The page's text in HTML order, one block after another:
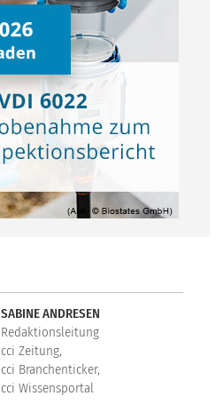
SABINE ANDRESEN
Redaktionsleitung
cci Zeitung,
cci Branchenticker,
cci Wissensportal